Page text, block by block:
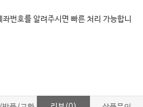
번호를 알려주시면 빠른 처리 가능합니